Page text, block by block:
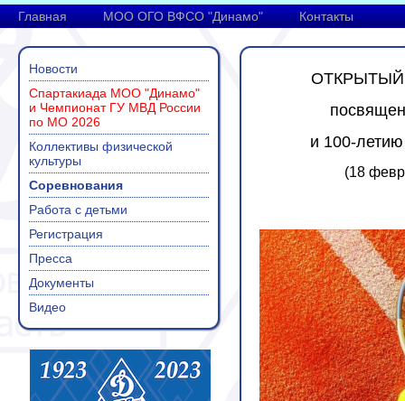
Главная МОО ОГО ВФСО "Динамо" Контакты
Новости
Спартакиада МОО "Динамо"
и Чемпионат ГУ МВД России
по МО 2026
Коллективы физической
культуры
Соревнования
Работа с детьми
Регистрация
Пресса
Документы
Видео
и 100-
(18